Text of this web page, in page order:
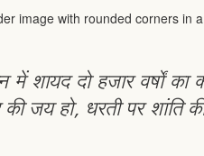
शायद दो हजार वर्षों
जय हो, धरती पर शांति